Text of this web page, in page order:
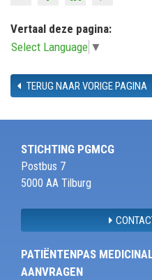
Vertaal deze pagina:
Select Language ▼
TERUG NAAR VORIGE PAGINA
STICHTING PGMCG
Postbus 7
5000 AA Tilburg
PATIËNTENPAS
AANVRAGEN